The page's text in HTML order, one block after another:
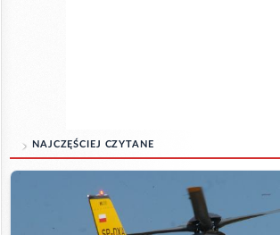
NAJCZĘŚCIEJ CZYTANE